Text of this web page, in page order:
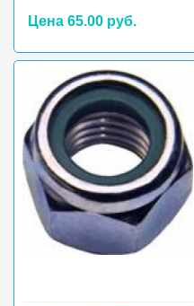
Цена 65.00 руб.